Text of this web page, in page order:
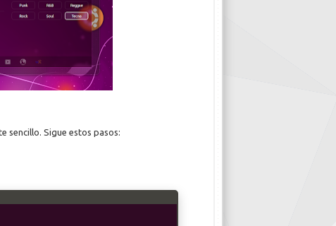
sencillo. Sigue estos pasos: